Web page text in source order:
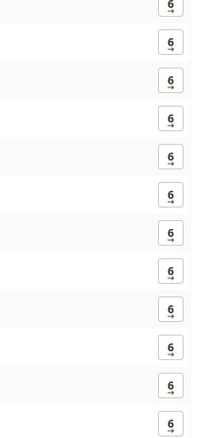
6
6
6
6
6
6
6
6
6
6
6
6